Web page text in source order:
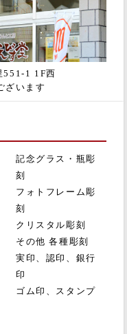
551-1 1F西
ざいます
記念グラス・瓶彫
刻
フォトフレーム彫
刻
クリスタル彫刻
その他 各種彫刻
実印、認印、銀行
印
ゴム印、スタンプ